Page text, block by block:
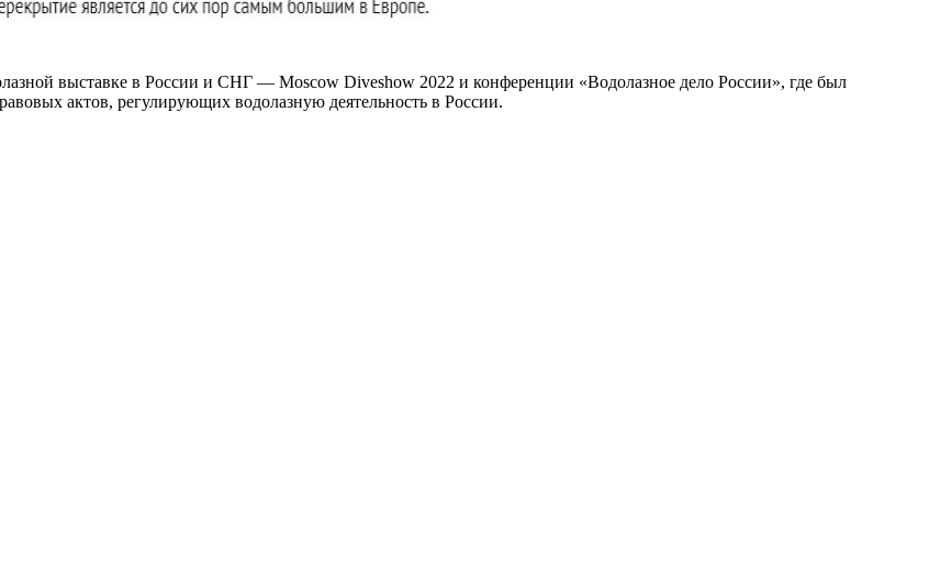
выставке в России и СНГ — Moscow Diveshow 2022 и конференции «Водолазное дело России», где был
актов, регулирующих водолазную деятельность в России.